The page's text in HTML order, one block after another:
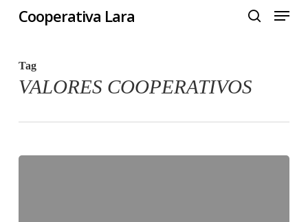
content
Cooperativa Lara Menu
Tag
VALORES COOPERATIVOS